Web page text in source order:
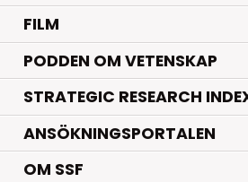
FILM
PODDEN OM VETENSKAP
STRATEGIC RESEARCH
ANSÖKNINGSPORTALEN
OM SSF